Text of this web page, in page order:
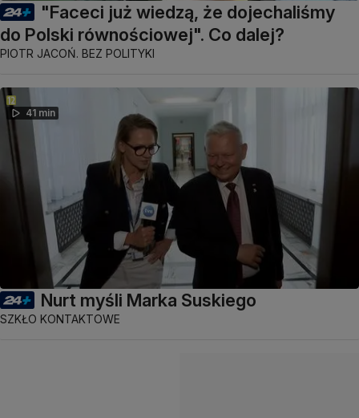
"Faceci już wiedzą, że dojechaliśmy
do Polski równościowej". Co dalej?
PIOTR JACOŃ. BEZ POLITYKI
41 min
Nurt myśli Marka Suskiego
SZKŁO KONTAKTOWE